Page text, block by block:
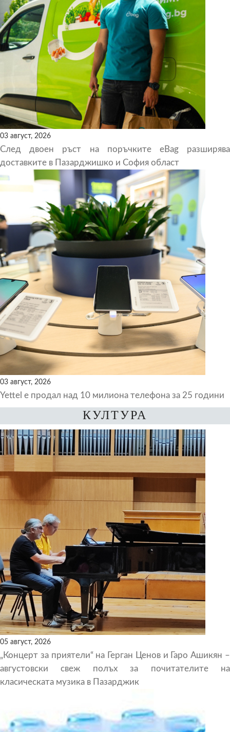
03 август, 2026
След двоен ръст на поръчките eBag разширява
доставките в Пазарджишко и София област
03 август, 2026
Yettel е продал над 10 милиона телефона за 25 години
КУЛТУРА
05 август, 2026
„Концерт за приятели“ на Герган Ценов и Гаро Ашикян –
августовски свеж полъх за почитателите на
класическата музика в Пазарджик